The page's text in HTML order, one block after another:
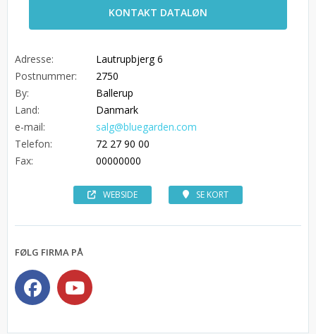
KONTAKT DATALØN
Adresse:
Lautrupbjerg 6
Postnummer:
2750
By:
Ballerup
Land:
Danmark
e-mail:
salg@bluegarden.com
Telefon:
72 27 90 00
Fax:
00000000
WEBSIDE SE KORT
FØLG FIRMA PÅ